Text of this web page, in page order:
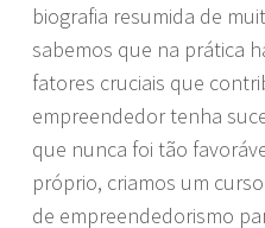
biografia resumida de
sabemos que na prática
fatores cruciais que
empreendedor tenha
que nunca foi tão
próprio, criamos um
de empreendedorismo